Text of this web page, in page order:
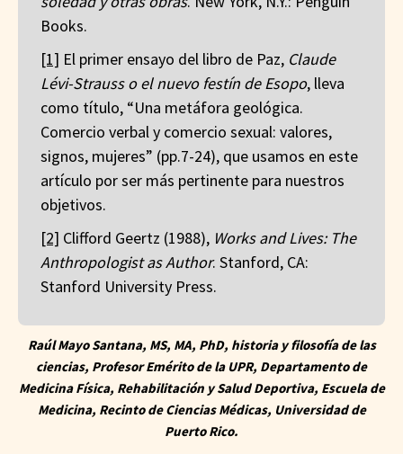
Books.
[1] El primer ensayo del libro de Paz, Claude
Lévi-Strauss o el nuevo festín de Esopo, lleva
como título, “Una metáfora geológica.
Comercio verbal y comercio sexual: valores,
signos, mujeres” (pp.7-24), que usamos en este
artículo por ser más pertinente para nuestros
objetivos.
[2] Clifford Geertz (1988), Works and Lives: The
Anthropologist as Author. Stanford, CA:
Stanford University Press.
Raúl Mayo Santana, MS, MA, PhD, historia y filosofía de las
ciencias, Profesor Emérito de la UPR, Departamento de
Medicina Física, Rehabilitación y Salud Deportiva, Escuela de
Medicina, Recinto de Ciencias Médicas, Universidad de
Puerto Rico.